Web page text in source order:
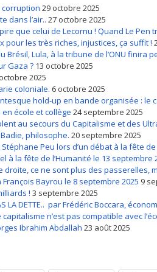
corruption 29 octobre 2025
dans l’air.. 27 octobre 2025
que celui de Lecornu ! Quand Le Pen
pour les très riches, injustices, ça suffit !
Brésil, Lula, à la tribune de l’ONU finira
Gaza ? 13 octobre 2025
2025
coloniale. 6 octobre 2025
hold-up en bande organisée : le
école et collège 24 septembre 2025
au secours du Capitalisme et des
philosophe. 20 septembre 2025
Peu lors d’un débat à la fête de
à la fête de l’Humanité le 13 septembre
droite, ce ne sont plus des passerelles,
Bayrou le 8 septembre 2025 9
! 3 septembre 2025
LA DETTE.. par Frédéric Boccara,
n’est pas compatible avec
Ibrahim Abdallah 23 août 2025